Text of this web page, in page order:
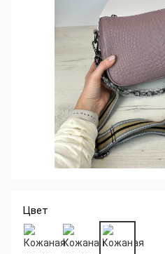
Цвет